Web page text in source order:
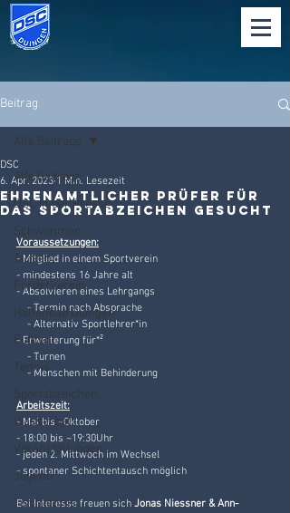
Beitrag
Alle Beiträge
DSC in der Presse
Schwimmen
Tanzen
Förderverein
Hallenbad Duingen
Fußball
Tennis
Sportabzeichen
Wasserball
Veranstaltungen
Jugend
Tischtennis
Alle Beiträge
Ehrenamtlicher Prüfer für
das Sportabzeichen gesucht
DSC
6. Apr. 2023 1 Min. Lesezeit
Voraussetzungen:
- Mitglied in einem Sportverein
- mindestens 16 Jahre alt
- Absolvieren eines Lehrgangs
    - Termin nach Absprache
    - Alternativ Sportlehrer*in
- Erweiterung für*²
    - Turnen
    - Menschen mit Behinderung
Arbeitszeit:
- Mai bis ~Oktober
- 18:00 bis ~19:30Uhr
- jeden 2. Mittwoch im Wechsel
- spontaner Schichtentausch möglich
Bei Interesse freuen sich Jonas Niessner & Ann-